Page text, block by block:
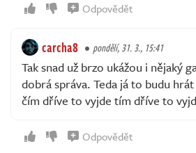
Odpovědět
carcha8 pondělí, 31. 3., 15:41
Tak snad už brzo ukážou i nějaký
dobrá správa. Teda já to budu hrát
čím dříve to vyjde tím dříve to
Odpovědět